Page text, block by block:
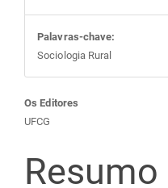
Palavras-chave:
Sociologia Rural
Conteúdo
do
Os Editores
UFCG
Resumo